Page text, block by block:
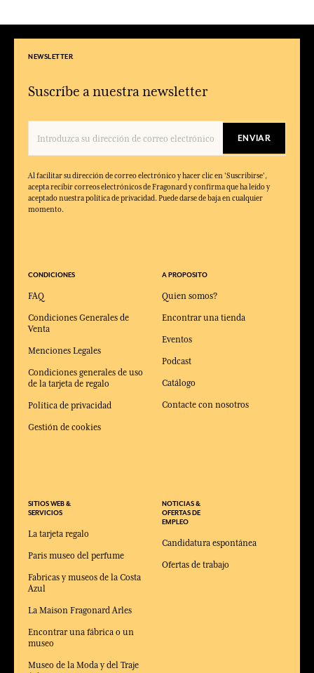
NEWSLETTER
Suscríbe a nuestra newsletter
ENVIAR
Al facilitar su dirección de correo electrónico y hacer clic en 'Suscribirse',
acepta recibir correos electrónicos de Fragonard y confirma que ha leído y
aceptado nuestra política de privacidad. Puede darse de baja en cualquier
momento.
CONDICIONES
FAQ
Condiciones Generales de
Venta
Menciones Legales
Condiciones generales de uso
de la tarjeta de regalo
Política de privacidad
Gestión de cookies
SITIOS WEB &
SERVICIOS
La tarjeta regalo
Paris museo del perfume
Fabricas y museos de la Costa
Azul
La Maison Fragonard Arles
Encontrar una fábrica o un
museo
Museo de la Moda y del Traje
A PROPOSITO
Quien somos?
Encontrar una tienda
Eventos
Podcast
Catálogo
Contacte con nosotros
NOTICIAS &
OFERTAS DE
EMPLEO
Candidatura espontánea
Ofertas de trabajo